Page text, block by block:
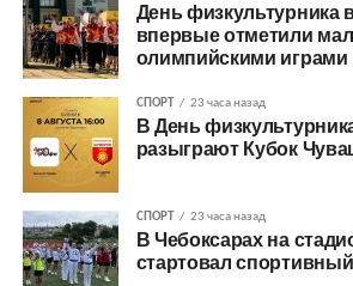
День физкультурника
впервые отметили
олимпийскими играми
СПОРТ 23 часа назад
В День
разыграют Кубок
СПОРТ 23 часа назад
В Чебоксарах на
стартовал